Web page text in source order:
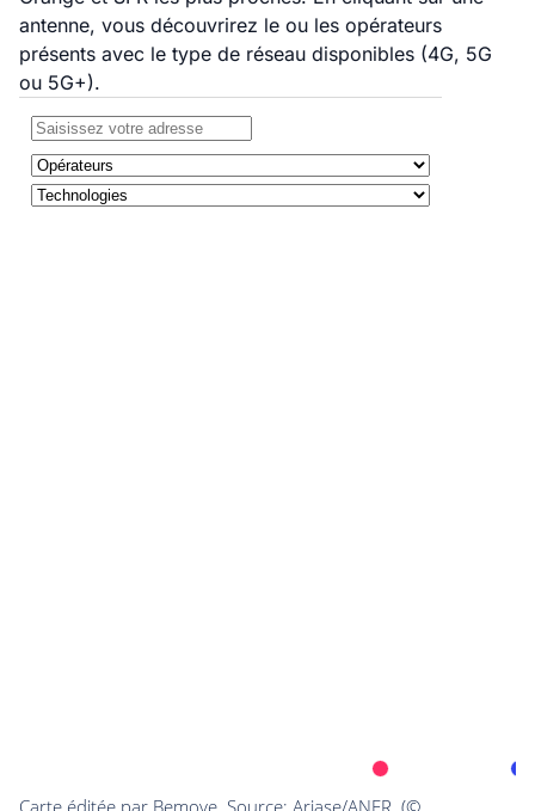
antenne, vous découvrirez le ou les opérateurs
présents avec le type de réseau disponibles (4G, 5G
ou 5G+).